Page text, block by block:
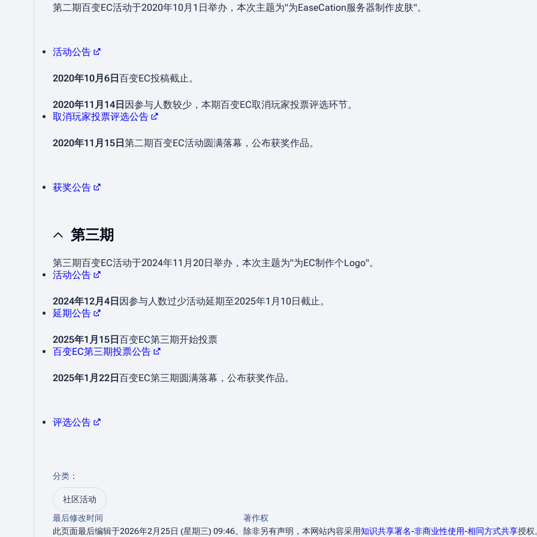
第二期百变EC活动于2020年10月1日举办，本次主题为"为EaseCation服务器制作皮肤"。
活动公告
2020年10月6日百变EC投稿截止。
2020年11月14日因参与人数较少，本期百变EC取消玩家投票评选环节。
取消玩家投票评选公告
2020年11月15日第二期百变EC活动圆满落幕，公布获奖作品。
获奖公告
第三期
第三期百变EC活动于2024年11月20日举办，本次主题为"为EC制作个Logo"。
活动公告
2024年12月4日因参与人数过少活动延期至2025年1月10日截止。
延期公告
2025年1月15日百变EC第三期开始投票
百变EC第三期投票公告
2025年1月22日百变EC第三期圆满落幕，公布获奖作品。
评选公告
分类 ：​
社区活动
最后修改时间
此页面最后编辑于2026年2月25日 (星期三) 09:46。
著作权
除非另有声明，本网站内容采用知识共享署名-非商业性使用-相同方式共享授权